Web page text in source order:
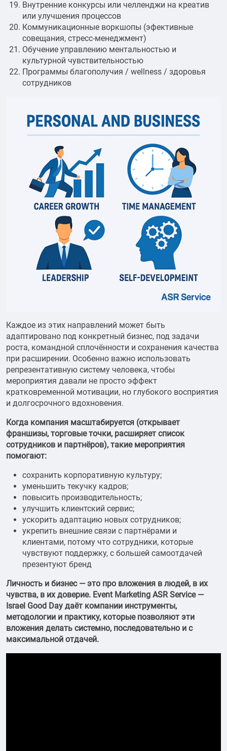
Внутренние конкурсы или челленджи на креатив
или улучшения процессов
Коммуникационные воркшопы (эфективные
совещания, стресс-менеджмент)
Обучение управлению ментальностью и
культурной чувствительностью
Программы благополучия / wellness / здоровья
сотрудников
Каждое из этих направлений может быть
адаптировано под конкретный бизнес, под задачи
роста, командной сплочённости и сохранения качества
при расширении. Особенно важно использовать
репрезентативную систему человека, чтобы
мероприятия давали не просто эффект
кратковременной мотивации, но глубокого восприятия
и долгосрочного вдохновения.
Когда компания масштабируется (открывает
франшизы, торговые точки, расширяет список
сотрудников и партнёров), такие мероприятия
помогают:
сохранить корпоративную культуру;
уменьшить текучку кадров;
повысить производительность;
улучшить клиентский сервис;
ускорить адаптацию новых сотрудников;
укрепить внешние связи с партнёрами и
клиентами, потому что сотрудники, которые
чувствуют поддержку, с большей самоотдачей
презентуют бренд
Личность и бизнес — это про вложения в людей, в их
чувства, в их доверие. Event Marketing ASR Service —
Israel Good Day даёт компании инструменты,
методологии и практику, которые позволяют эти
вложения делать системно, последовательно и с
максимальной отдачей.